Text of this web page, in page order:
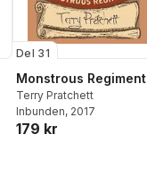
röster:
Del 31
Monstrous Regiment
Terry Pratchett
Inbunden, 2017
179 kr